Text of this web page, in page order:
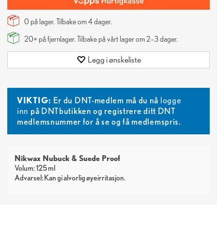
0 på lager. Tilbake om4dager.
20+ på fjernlager. Tilbake på vårt lager om 2–3 dager.
Legg i ønskeliste
VIKTIG: Er du DNT-medlem må du nå logge
inn på DNTbutikken og registrere ditt DNT
medlemsnummer for å se og få medlemspris.
Nikwax Nubuck & Suede Proof
Volum: 125 ml
Advarsel: Kan gi alvorlig øyeirritasjon.